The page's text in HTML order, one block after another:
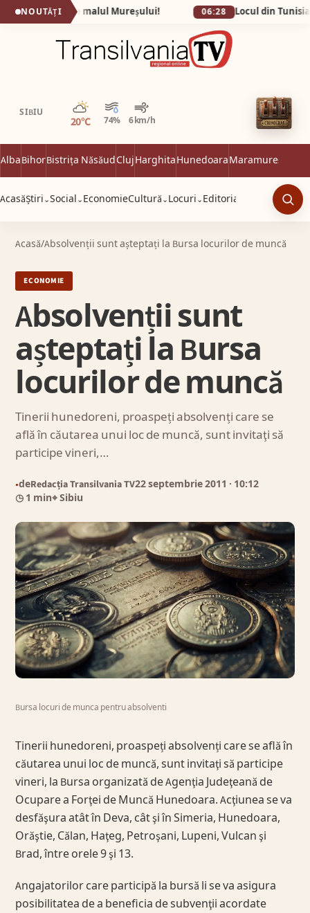
NOUTĂȚI
secret de pe malul Mureșului! 06:28
SIBIU
20°C 74% 6 km/h
Parțial noros
AlbaBihorBistrița NăsăudClujHarghitaHunedoaraMaramureș
AcasăȘtiri ⌄Social ⌄ EconomieCultură ⌄ Locuri ⌄ Editorial
Acasă/Absolvenții sunt așteptați la Bursa locurilor de muncă
ECONOMIE
Absolvenții sunt
așteptați la Bursa
locurilor de muncă
Tinerii hunedoreni, proaspeți absolvenți care se
află în căutarea unui loc de muncă, sunt invitaţi să
participe vineri,…
●deRedacția Transilvania TV22 septembrie 2011 · 10:12
◷ 1 min⌖ Sibiu
Bursa locuri de munca pentru absolventi
Tinerii hunedoreni, proaspeți absolvenți care se află în
căutarea unui loc de muncă, sunt invitaţi să participe
vineri, la Bursa organizată de Agenţia Judeţeană de
Ocupare a Forţei de Muncă Hunedoara. Acţiunea se va
desfăşura atât în Deva, cât şi în Simeria, Hunedoara,
Orăştie, Călan, Haţeg, Petroşani, Lupeni, Vulcan şi
Brad, între orele 9 şi 13.
Angajatorilor care participă la bursă li se va asigura
posibilitatea de a beneficia de subvenţii acordate